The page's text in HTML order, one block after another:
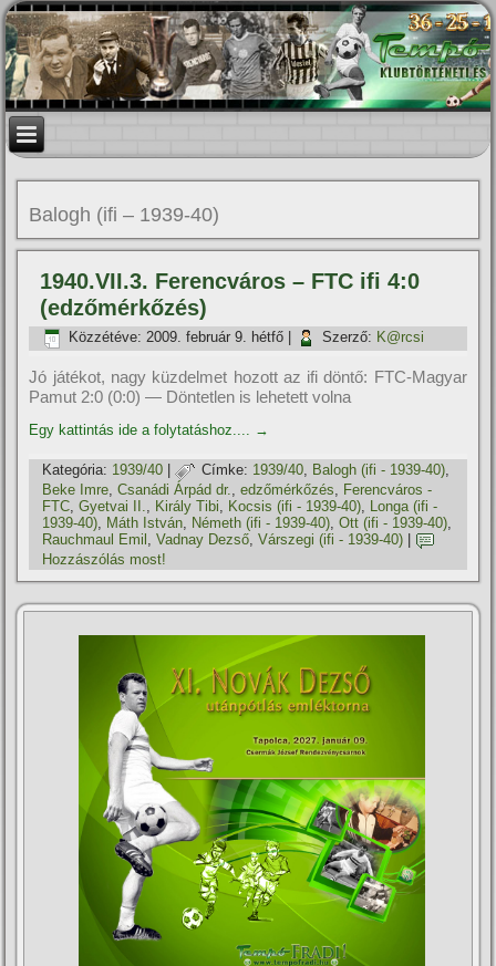
Balogh (ifi – 1939-40)
1940.VII.3. Ferencváros – FTC ifi 4:0
(edzőmérkőzés)
Közzétéve: 2009. február 9. hétfő Szerző: K@rcsi
Jó játékot, nagy küzdelmet hozott az ifi döntő: FTC-Magyar
Pamut 2:0 (0:0) — Döntetlen is lehetett volna
Egy kattintás ide a folytatáshoz.... →
Kategória: 1939/40 | Címke: 1939/40, Balogh (ifi - 1939-40),
Beke Imre,Csanádi Árpád dr.,edzőmérkőzés, Ferencváros -
FTC,Gyetvai II., Király Tibi, Kocsis (ifi - 1939-40), Longa (ifi -
1939-40), Máth István, Németh (ifi - 1939-40),Ott (ifi - 1939-40),
Rauchmaul Emil ,Vadnay Dezső,Várszegi (ifi - 1939-40)
Hozzászólás most!